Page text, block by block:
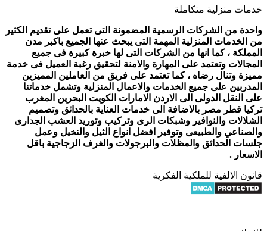
خدمات منزلية متكاملة
واحدة من الشركات الرسمية المضمونة التى تعمل على تقديم الكثير
من الخدمات المنزلية المهمة التى يبحث عنها الجميع باكبر مدن
المملكة ، كما انها من الشركات التى لها خبرة كبيرة فى جميع
المجالات وتعتمد على المهارة والامنة لتحقيق رغبة العميل فى خدمة
مميزة وتنال رضاه ، كما تعتمد على فريق من العاملين المميزين
المدربين على جميع الخدمات والاعمال المنزلية وتشمل خدماتنا
على النقل الدولى الى الاردن الامارات الكويت البحرين المغرب
تركيا قطر مصر بالاضافة الى خدمات العناية بالحدائق وتصميم
الشلالات والنوافير وشبكات الرى وتركيب وتوريد العشب الجدارى
والصناعي والطبيعى وتوفير افضل انواع الثيل والنخيل وعمل
جلسات الحدائق والمظلات والبرجولات والغرف الزجاجية باقل
الاسعار .
قانون الالفية للملكية الفكرية